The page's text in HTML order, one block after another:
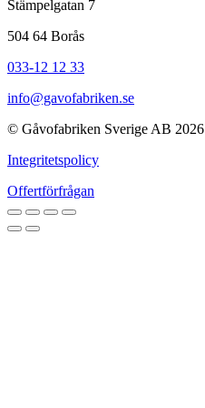
Stämpelgatan 7
504 64 Borås
033-12 12 33
info@gavofabriken.se
© Gåvofabriken Sverige AB 2026
Integritetspolicy
Offertförfrågan